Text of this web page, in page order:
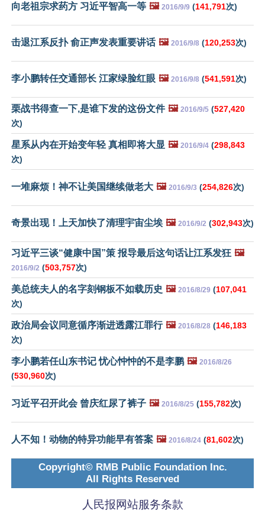
向老祖宗求药方 习近平智高一等 🖼️ 2016/9/9 (141,791次)
击退江系反扑 俞正声发表重要讲话 🖼️ 2016/9/8 (120,253次)
李小鹏转任交通部长 江家绿脸红眼 🖼️ 2016/9/8 (541,591次)
栗战书得查一下,是谁下发的这份文件 🖼️ 2016/9/5 (527,420
次)
星系从内在开始变年轻 真相即将大显 🖼️ 2016/9/4 (298,843
次)
一堆麻烦！神不让美国继续做老大 🖼️ 2016/9/3 (254,826次)
奇景出现！上天加快了清理宇宙尘埃 🖼️ 2016/9/2 (302,943次)
习近平三谈“健康中国”策 报导最后这句话让江系发狂 🖼️
2016/9/2 (503,757次)
美总统夫人的名字刻钢板不如载历史 🖼️ 2016/8/29 (107,041
次)
政治局会议同意循序渐进透露江罪行 🖼️ 2016/8/28 (146,183
次)
李小鹏若任山东书记 忧心忡忡的不是李鹏 🖼️ 2016/8/26
(530,960次)
习近平召开此会 曾庆红尿了裤子 🖼️ 2016/8/25 (155,782次)
人不知！动物的特异功能早有答案 🖼️ 2016/8/24 (81,602次)
Copyright© RMB Public Foundation Inc.
All Rights Reserved
人民报网站服务条款